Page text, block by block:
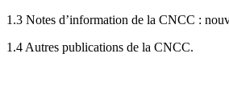
1.3 Notes d’information de la CNCC :
1.4 Autres publications de la CNCC.